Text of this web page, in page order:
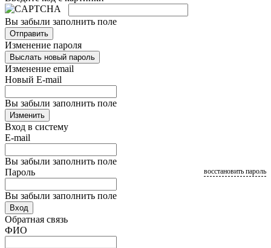
Вы забыли заполнить поле
Отправить
Изменение пароля
Выслать новый пароль
Изменение email
Новый E-mail
Вы забыли заполнить поле
Изменить
Вход в систему
E-mail
Вы забыли заполнить поле
Пароль
Вы забыли заполнить поле
восстановить пароль
Вход
Обратная связь
ФИО